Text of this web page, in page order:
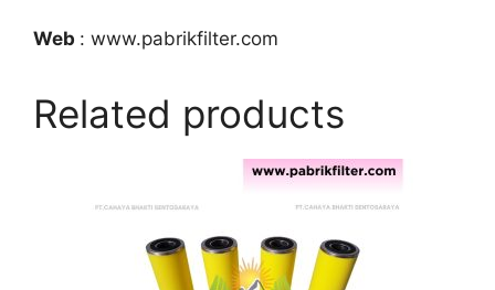
Web : www.pabrikfilter.com
Related products